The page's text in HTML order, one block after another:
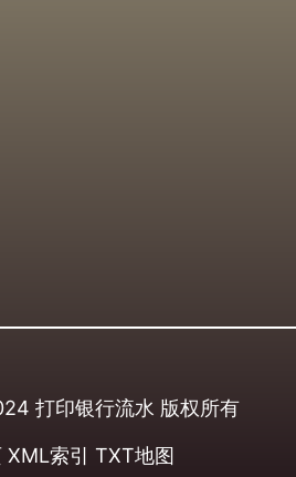
打印银行流水 版权所有
XML索引 TXT地图